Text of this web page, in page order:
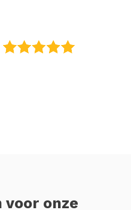
voor onze